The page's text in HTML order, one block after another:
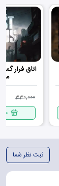
اتاق فرار
330,000
ثبت نظر شما